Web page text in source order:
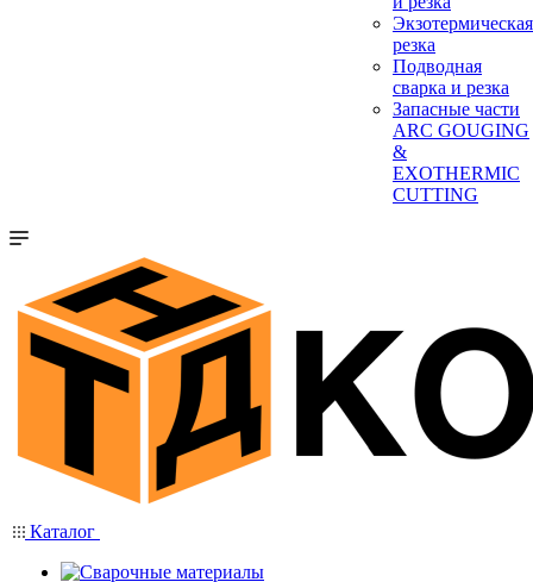
Экзотермическая
резка
Подводная
сварка и резка
Запасные части
ARC GOUGING
&
EXOTHERMIC
CUTTING
Каталог